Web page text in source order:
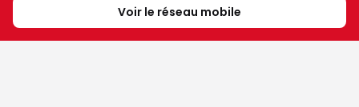
Voir le réseau mobile